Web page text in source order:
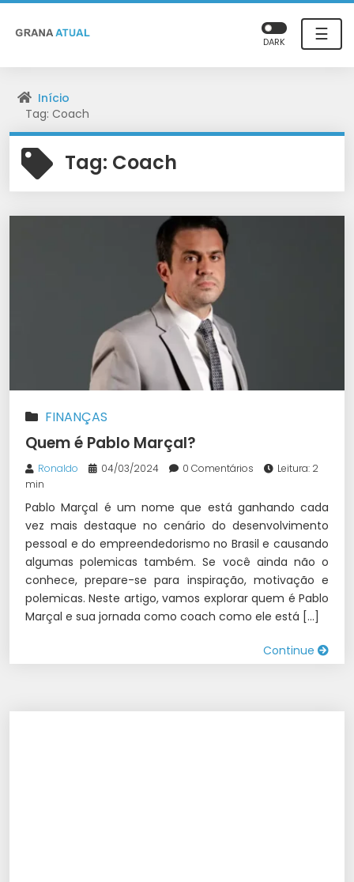
☰
DARK
Início
Tag: Coach
Tag: Coach
FINANÇAS
Quem é Pablo Marçal?
Ronaldo 04/03/2024 0 Comentários
Leitura: 2
min
Pablo Marçal é um nome que está ganhando cada
vez mais destaque no cenário do desenvolvimento
pessoal e do empreendedorismo no Brasil e causando
algumas polemicas também. Se você ainda não o
conhece, prepare-se para inspiração, motivação e
polemicas. Neste artigo, vamos explorar quem é Pablo
Marçal e sua jornada como coach como ele está […]
Continue